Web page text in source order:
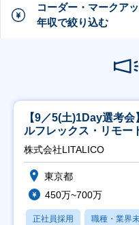
コーダー・マークア
年収で絞り込む
【9／5(土)1Day選考
ルフレックス・リモー
株式会社LITALICO
東京都
450万~700万
正社員採用 職種・業界